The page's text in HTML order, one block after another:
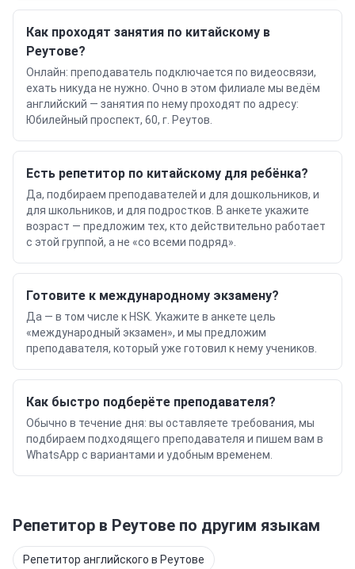
Как проходят занятия по китайскому в
Реутове?
Онлайн: преподаватель подключается по видеосвязи,
ехать никуда не нужно. Очно в этом филиале мы ведём
английский — занятия по нему проходят по адресу:
Юбилейный проспект, 60, г. Реутов.
Есть репетитор по китайскому для ребёнка?
Да, подбираем преподавателей и для дошкольников, и
для школьников, и для подростков. В анкете укажите
возраст — предложим тех, кто действительно работает
с этой группой, а не «со всеми подряд».
Готовите к международному экзамену?
Да — в том числе к HSK. Укажите в анкете цель
«международный экзамен», и мы предложим
преподавателя, который уже готовил к нему учеников.
Как быстро подберёте преподавателя?
Обычно в течение дня: вы оставляете требования, мы
подбираем подходящего преподавателя и пишем вам в
WhatsApp с вариантами и удобным временем.
Репетитор в Реутове по другим языкам
Репетитор английского в Реутове